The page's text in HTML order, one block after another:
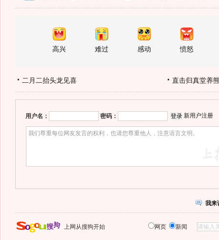
高兴 难过 感动 愤怒
二月二抬头龙见喜 直击归真堂养
用户名： 密码： 新用户注册
我来
上网从搜狗开始 网页 新闻